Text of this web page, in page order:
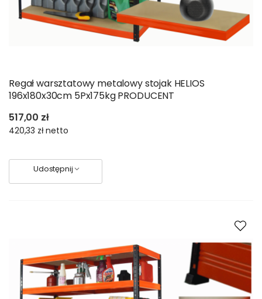
Regał warsztatowy metalowy stojak HELIOS
196x180x30cm 5Px175kg PRODUCENT
517,00 zł
420,33 złnetto
Udostępnij